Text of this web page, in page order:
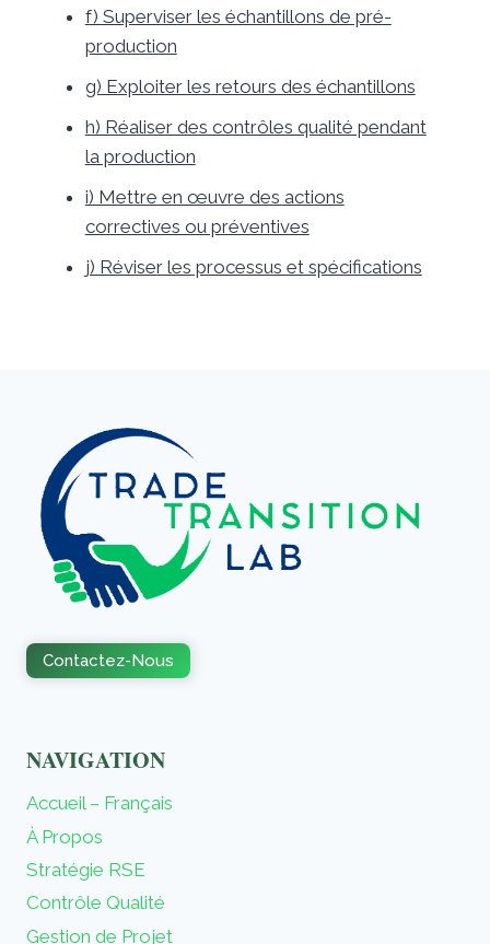
f) Superviser les échantillons de pré-
production
g) Exploiter les retours des échantillons
h) Réaliser des contrôles qualité pendant
la production
i) Mettre en œuvre des actions
correctives ou préventives
j) Réviser les processus et spécifications
Contactez-Nous
NAVIGATION
Accueil – Français
À Propos
Stratégie RSE
Contrôle Qualité
Gestion de Projet